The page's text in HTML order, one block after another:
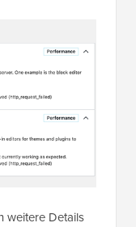
weitere Details